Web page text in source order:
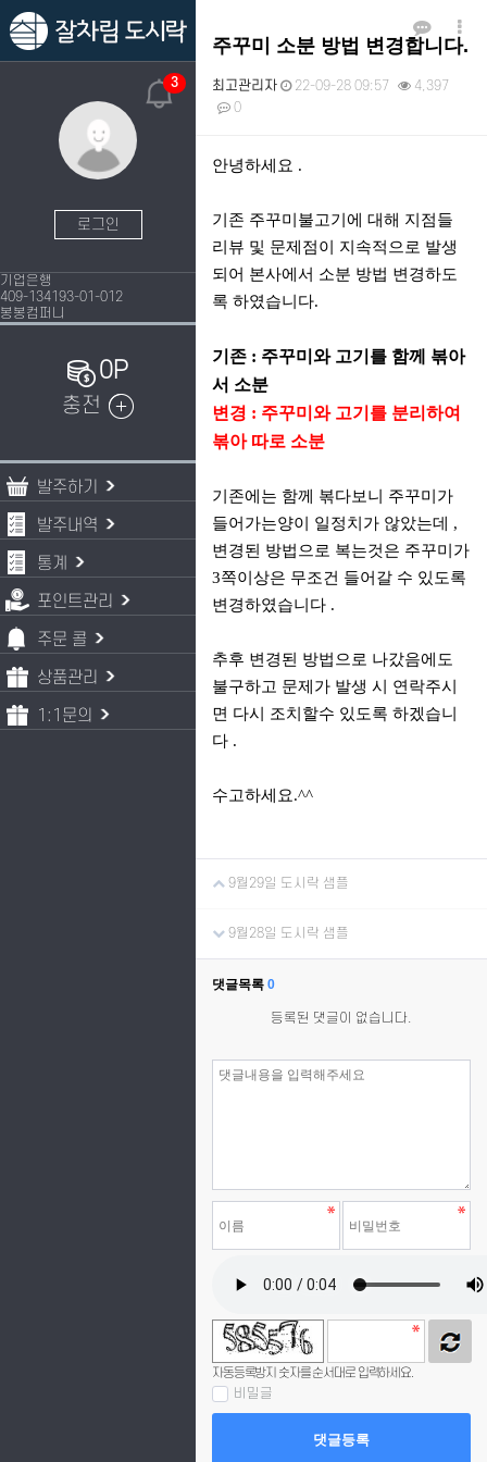
3
로그인
기업은행
409-134193-01-012
봉봉컴퍼니
0P
충전
발주하기
발주내역
통계
포인트관리
주문 콜
상품관리
1:1문의
주꾸미 소분 방법 변경합니다.
최고관리자 22-09-28 09:57
4,397
0
본문
안녕하세요 .
기존 주꾸미불고기에 대해 지점들
리뷰 및 문제점이 지속적으로 발생
되어 본사에서 소분 방법 변경하도
록 하였습니다.
기존 : 주꾸미와 고기를 함께 볶아
서 소분
변경 : 주꾸미와 고기를 분리하여
볶아 따로 소분
기존에는 함께 볶다보니 주꾸미가
들어가는양이 일정치가 않았는데 ,
변경된 방법으로 복는것은 주꾸미가
3쪽이상은 무조건 들어갈 수 있도록
변경하였습니다 .
추후 변경된 방법으로 나갔음에도
불구하고 문제가 발생 시 연락주시
면 다시 조치할수 있도록 하겠습니
다 .
수고하세요.^^
9월29일 도시락 샘플
9월28일 도시락 샘플
댓글목록 0
등록된 댓글이 없습니다.
자동등록방지 숫자를 순서대로 입력하세요.
비밀글
댓글등록